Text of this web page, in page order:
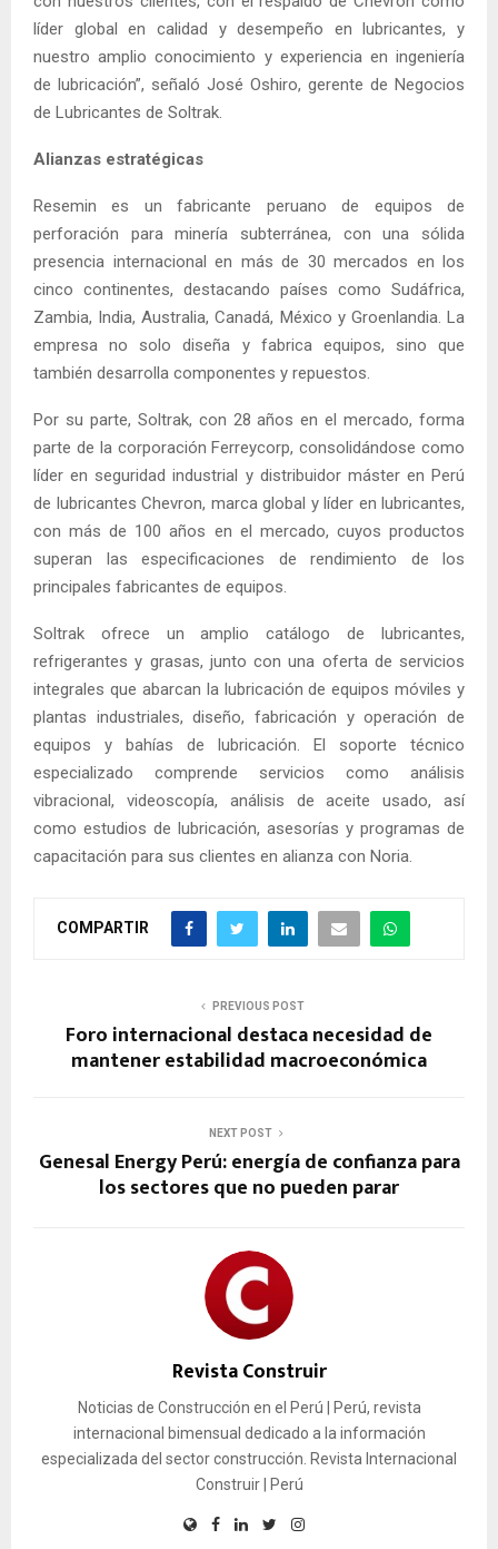
líder global en calidad y desempeño en lubricantes, y
nuestro amplio conocimiento y experiencia en ingeniería
de lubricación”, señaló José Oshiro, gerente de Negocios
de Lubricantes de Soltrak.
Alianzas estratégicas
Resemin es un fabricante peruano de equipos de
perforación para minería subterránea, con una sólida
presencia internacional en más de 30 mercados en los
cinco continentes, destacando países como Sudáfrica,
Zambia, India, Australia, Canadá, México y Groenlandia. La
empresa no solo diseña y fabrica equipos, sino que
también desarrolla componentes y repuestos.
Por su parte, Soltrak, con 28 años en el mercado, forma
parte de la corporación Ferreycorp, consolidándose como
líder en seguridad industrial y distribuidor máster en Perú
de lubricantes Chevron, marca global y líder en lubricantes,
con más de 100 años en el mercado, cuyos productos
superan las especificaciones de rendimiento de los
principales fabricantes de equipos.
Soltrak ofrece un amplio catálogo de lubricantes,
refrigerantes y grasas, junto con una oferta de servicios
integrales que abarcan la lubricación de equipos móviles y
plantas industriales, diseño, fabricación y operación de
equipos y bahías de lubricación. El soporte técnico
especializado comprende servicios como análisis
vibracional, videoscopía, análisis de aceite usado, así
como estudios de lubricación, asesorías y programas de
capacitación para sus clientes en alianza con Noria.
COMPARTIR
PREVIOUS POST
Foro internacional destaca necesidad de
mantener estabilidad macroeconómica
NEXT POST
Genesal Energy Perú: energía de confianza para
los sectores que no pueden parar
Revista Construir
Noticias de Construcción en el Perú | Perú, revista
internacional bimensual dedicado a la información
especializada del sector construcción. Revista Internacional
Construir | Perú